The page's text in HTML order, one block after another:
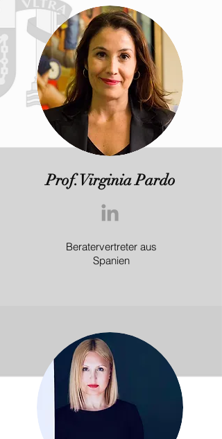
Prof. Virginia Pardo
Beratervertreter aus
Spanien